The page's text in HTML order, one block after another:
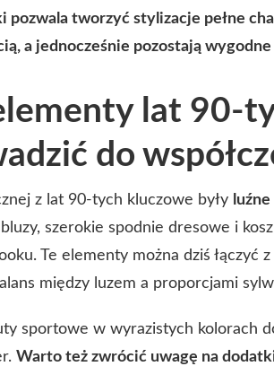
pozwala tworzyć stylizacje pełne
a jednocześnie pozostają
lat 90-
do
z lat 90-tych kluczowe były
szerokie spodnie dresowe i
Te elementy można dziś łączyć
między luzem a proporcjami
sportowe w wyrazistych kolorach
Warto też zwrócić uwagę na